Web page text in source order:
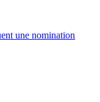
une nomination